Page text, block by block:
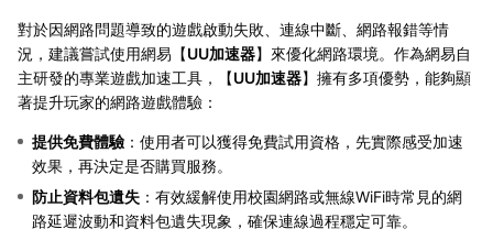
對於因網路問題導致的遊戲啟動失敗、連線中斷、網路報錯等情
況，建議嘗試使用網易【UU加速器】來優化網路環境。作為網易自
主研發的專業遊戲加速工具，【UU加速器】擁有多項優勢，能夠顯
著提升玩家的網路遊戲體驗：
提供免費體驗 ：使用者可以獲得免費試用資格，先實際感受加速
效果，再決定是否購買服務。
防止資料包遺失 ：有效緩解使用校園網路或無線WiFi時常見的網
路延遲波動和資料包遺失現象，確保連線過程穩定可靠。